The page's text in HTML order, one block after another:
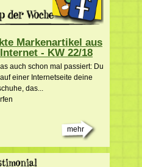
Markenartikel aus
- KW 22/18
auch schon mal passiert: Du
einer Internetseite deine
das...
mehr